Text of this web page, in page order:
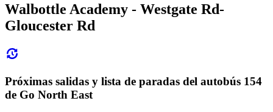
Walbottle Academy - Westgate Rd-
Gloucester Rd
Próximas salidas y lista de paradas del autobús 154
de Go North East